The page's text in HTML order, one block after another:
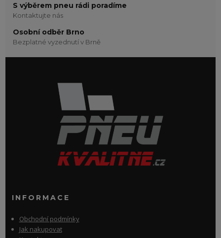
S výběrem pneu rádi poradíme
Kontaktujte nás
Osobní odběr Brno
Bezplatné vyzednutí v Brně
INFORMACE
Obchodní podmínky
Jak nakupovat